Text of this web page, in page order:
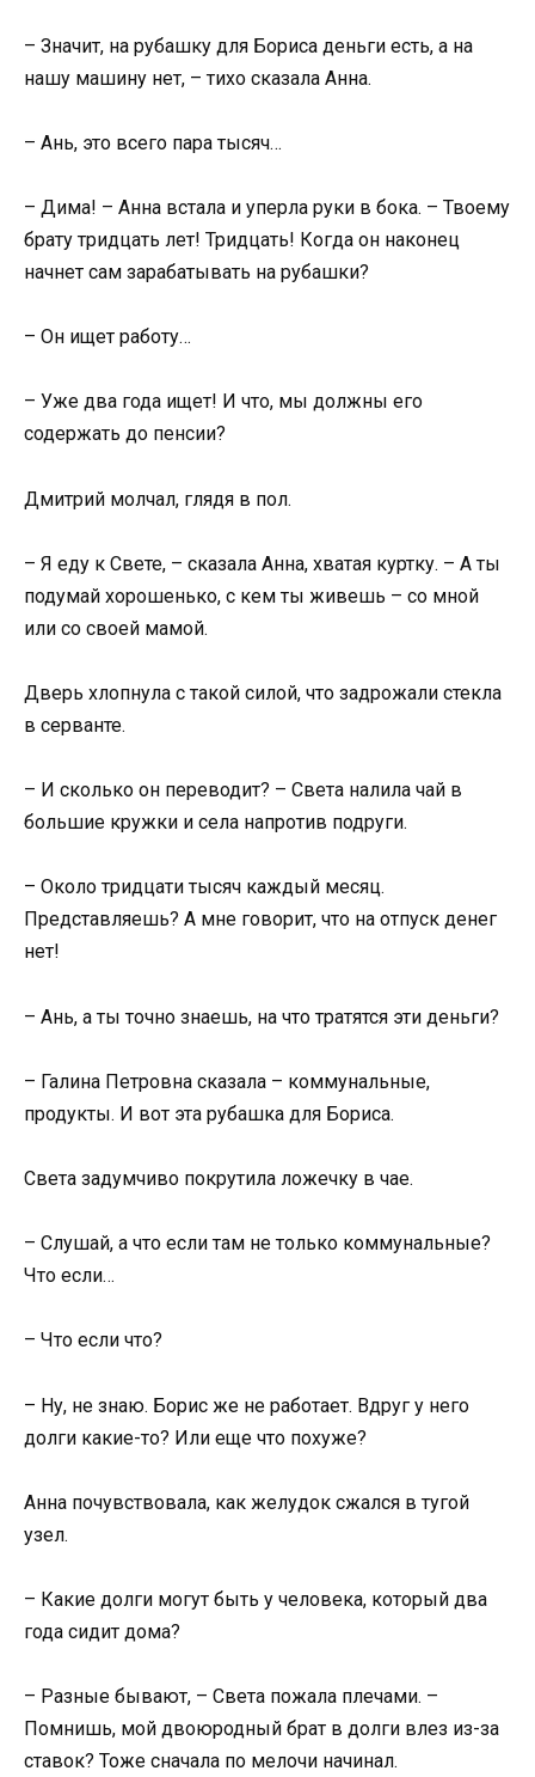
– Значит, на рубашку для Бориса деньги есть, а на
нашу машину нет, – тихо сказала Анна.
– Ань, это всего пара тысяч…
– Дима! – Анна встала и уперла руки в бока. – Твоему
брату тридцать лет! Тридцать! Когда он наконец
начнет сам зарабатывать на рубашки?
– Он ищет работу…
– Уже два года ищет! И что, мы должны его
содержать до пенсии?
Дмитрий молчал, глядя в пол.
– Я еду к Свете, – сказала Анна, хватая куртку. – А ты
подумай хорошенько, с кем ты живешь – со мной
или со своей мамой.
Дверь хлопнула с такой силой, что задрожали стекла
в серванте.
– И сколько он переводит? – Света налила чай в
большие кружки и села напротив подруги.
– Около тридцати тысяч каждый месяц.
Представляешь? А мне говорит, что на отпуск денег
нет!
– Ань, а ты точно знаешь, на что тратятся эти деньги?
– Галина Петровна сказала – коммунальные,
продукты. И вот эта рубашка для Бориса.
Света задумчиво покрутила ложечку в чае.
– Слушай, а что если там не только коммунальные?
Что если…
– Что если что?
– Ну, не знаю. Борис же не работает. Вдруг у него
долги какие-то? Или еще что похуже?
Анна почувствовала, как желудок сжался в тугой
узел.
– Какие долги могут быть у человека, который два
года сидит дома?
– Разные бывают, – Света пожала плечами. –
Помнишь, мой двоюродный брат в долги влез из-за
ставок? Тоже сначала по мелочи начинал.